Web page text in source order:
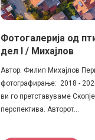
Фотогалерија од
дел I / Михајлов
Автор: Филип Михајлов
фотографирање: 2018 -
ви го претставуваме
перспектива. Авторот...